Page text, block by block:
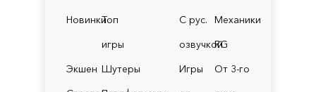
НовинкиТоп
игры
Экшен Шутеры
С рус.
озвучкой
Механики
RG
Игры
От 3-го